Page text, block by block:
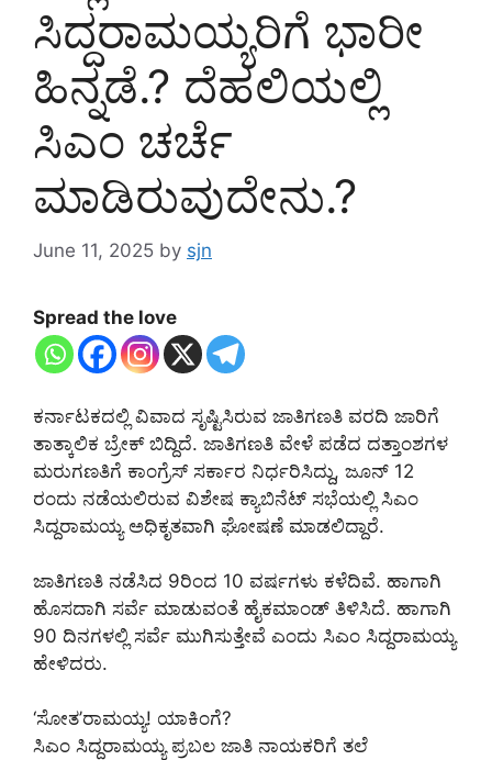
ಸಿದ್ದರಾಮಯ್ಯರಿಗೆ ಭಾರೀ
ಹಿನ್ನಡೆ.? ದೆಹಲಿಯಲ್ಲಿ
ಸಿಎಂ ಚರ್ಚೆ
ಮಾಡಿರುವುದೇನು.?
June 11, 2025 by sjn
Spread the love
ಕರ್ನಾಟಕದಲ್ಲಿ ವಿವಾದ ಸೃಷ್ಟಿಸಿರುವ ಜಾತಿಗಣತಿ ವರದಿ ಜಾರಿಗೆ
ತಾತ್ಕಾಲಿಕ ಬ್ರೇಕ್ ಬಿದ್ದಿದೆ. ಜಾತಿಗಣತಿ ವೇಳೆ ಪಡೆದ ದತ್ತಾಂಶಗಳ
ಮರುಗಣತಿಗೆ ಕಾಂಗ್ರೆಸ್‌ ಸರ್ಕಾರ ನಿರ್ಧರಿಸಿದ್ದು, ಜೂನ್ 12
ರಂದು ನಡೆಯಲಿರುವ ವಿಶೇಷ ಕ್ಯಾಬಿನೆಟ್ ಸಭೆಯಲ್ಲಿ ಸಿಎಂ
ಸಿದ್ದರಾಮಯ್ಯ ಅಧಿಕೃತವಾಗಿ ಘೋಷಣೆ ಮಾಡಲಿದ್ದಾರೆ.
ಜಾತಿಗಣತಿ ನಡೆಸಿದ 9ರಿಂದ 10 ವರ್ಷಗಳು ಕಳೆದಿವೆ. ಹಾಗಾಗಿ
ಹೊಸದಾಗಿ ಸರ್ವೆ ಮಾಡುವಂತೆ ಹೈಕಮಾಂಡ್ ತಿಳಿಸಿದೆ. ಹಾಗಾಗಿ
90 ದಿನಗಳಲ್ಲಿ ಸರ್ವೆ ಮುಗಿಸುತ್ತೇವೆ ಎಂದು ಸಿಎಂ ಸಿದ್ದರಾಮಯ್ಯ
ಹೇಳಿದರು.
‘ಸೋತ’ರಾಮಯ್ಯ! ಯಾಕಿಂಗೆ?
ಸಿಎಂ ಸಿದ್ದರಾಮಯ್ಯ ಪ್ರಬಲ ಜಾತಿ ನಾಯಕರಿಗೆ ತಲೆ